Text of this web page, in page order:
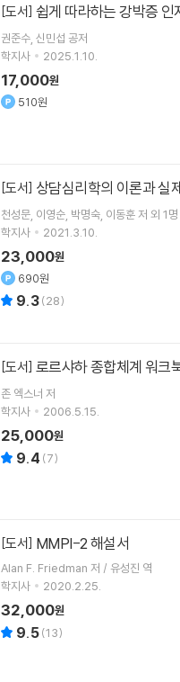
[도서] 쉽게 따라하는
권준수 신민섭 공저
학지사
2025.1.10.
17,000원
510원
[도서] 상담심리학의 이론과 실
천성문 이영순 박명숙 이동훈저 외 1명
학지사
2021.3.10.
23,000원
690원
9.3(28)
[도서] 로르샤하 종합체계 워크
존 엑스너 저
학지사
2006.5.15.
25,000원
9.4 (7)
[도서] MMPI-2 해설서
Alan F. Friedman 저 / 유성진 역
학지사
2020.2.25.
32,000원
9.5(13)